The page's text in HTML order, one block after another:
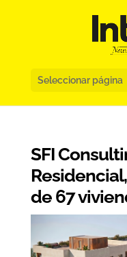
Seleccionar página
SFI
de 67